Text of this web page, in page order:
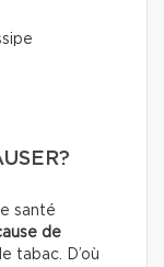
santé
de
tabac. D’où